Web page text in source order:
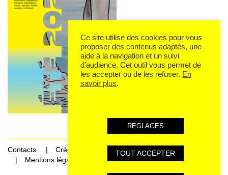
Contacts
Crédits
Mentions légales et données personnelles
Ce site utilise des cookies pour vous
proposer des contenus adaptés, une
aide à la navigation et un suivi
d’audience. Cet outil vous permet de
les accepter ou de les refuser. En
savoir plus.
REGLAGES
TOUT ACCEPTER